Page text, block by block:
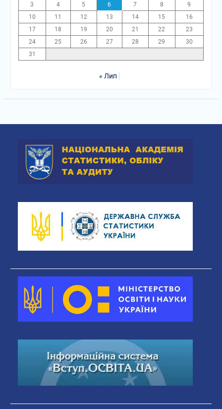
3
4 5 6 7 8
9
10
11 12 13 14 15
16
17
18 19 20 21 22
23
24
25 26 27 28 29
30
31
« Лип